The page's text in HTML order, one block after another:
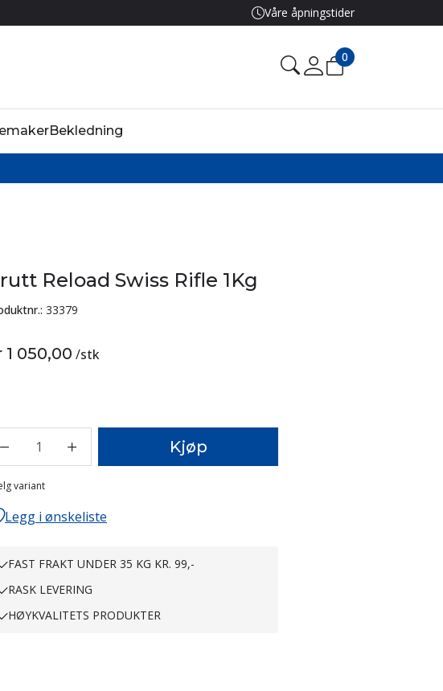
Våre åpningstider
0
Bekledning
Reload Swiss Rifle 1Kg
33379
1 050,00 /stk
1 Kjøp
variant
Legg i ønskeliste
FAST FRAKT UNDER 35 KG KR. 99,-
RASK LEVERING
HØYKVALITETS PRODUKTER